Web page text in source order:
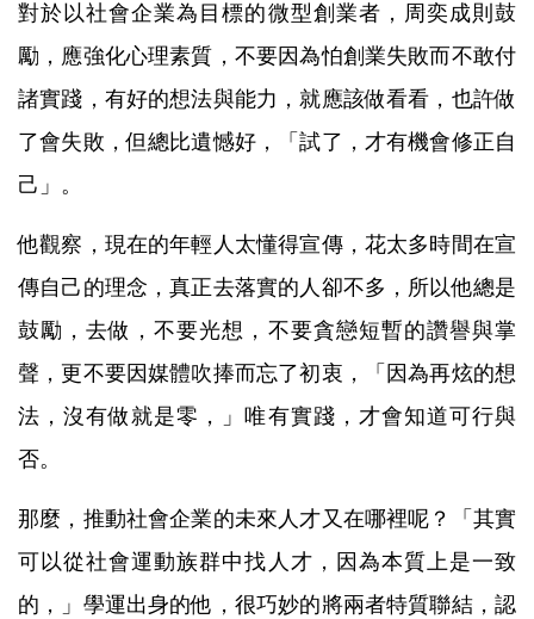
對於以社會企業為目標的微型創業者，周奕成則鼓
勵，應強化心理素質，不要因為怕創業失敗而不敢付
諸實踐，有好的想法與能力，就應該做看看，也許做
了會失敗，但總比遺憾好，「試了，才有機會修正自
己」。
他觀察，現在的年輕人太懂得宣傳，花太多時間在宣
傳自己的理念，真正去落實的人卻不多，所以他總是
鼓勵，去做，不要光想，不要貪戀短暫的讚譽與掌
聲，更不要因媒體吹捧而忘了初衷，「因為再炫的想
法，沒有做就是零，」唯有實踐，才會知道可行與
否。
那麼，推動社會企業的未來人才又在哪裡呢？「其實
可以從社會運動族群中找人才，因為本質上是一致
的，」學運出身的他，很巧妙的將兩者特質聯結，認